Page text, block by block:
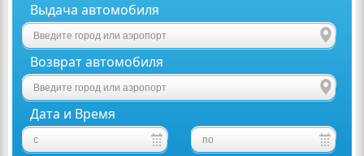
Выдача автомобиля
Возврат автомобиля
Дата и Время